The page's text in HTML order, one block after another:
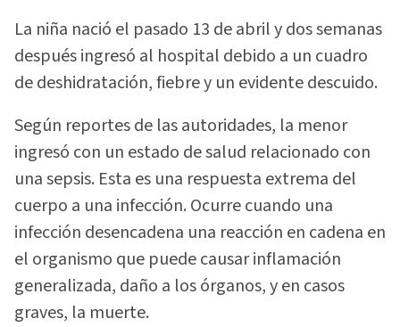
La niña nació el pasado 13 de abril y dos semanas
después ingresó al hospital debido a un cuadro
de deshidratación, fiebre y un evidente descuido.
Según reportes de las autoridades, la menor
ingresó con un estado de salud relacionado con
una sepsis. Esta es una respuesta extrema del
cuerpo a una infección. Ocurre cuando una
infección desencadena una reacción en cadena en
el organismo que puede causar inflamación
generalizada, daño a los órganos, y en casos
graves, la muerte.